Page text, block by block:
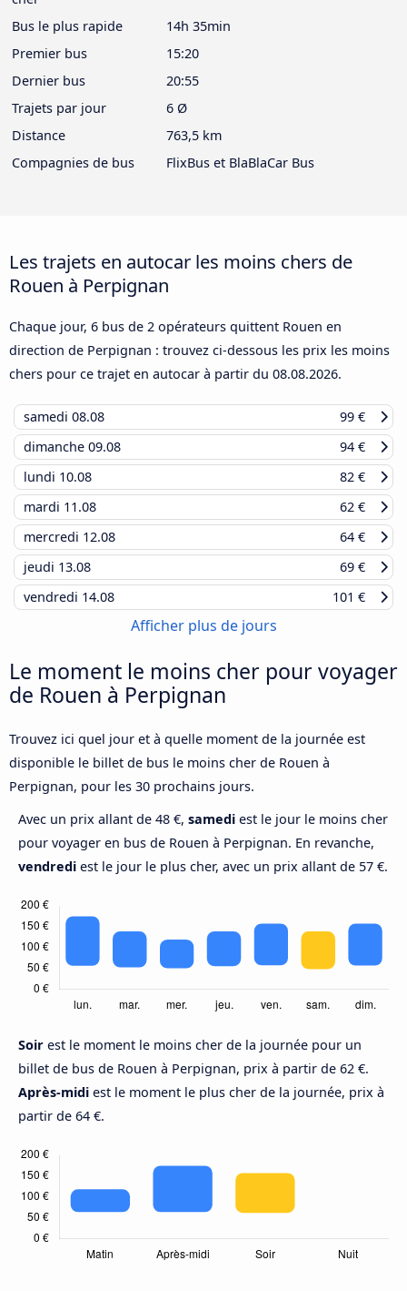
Bus le plus rapide
14h 35min
Premier bus
15:20
Dernier bus
20:55
Trajets par jour
6 Ø
Distance
763,5 km
Compagnies de bus
FlixBus et BlaBlaCar Bus
Les trajets en autocar les moins chers de
Rouen à Perpignan
Chaque jour, 6 bus de 2 opérateurs quittent Rouen en
direction de Perpignan : trouvez ci-dessous les prix les moins
chers pour ce trajet en autocar à partir du 08.08.2026.
samedi 08.08
99 €
dimanche 09.08
94 €
lundi 10.08
82 €
mardi 11.08
62 €
mercredi 12.08
64 €
jeudi 13.08
69 €
vendredi 14.08 101 €
Afficher plus de jours
Le moment le moins cher pour voyager
de Rouen à Perpignan
Trouvez ici quel jour et à quelle moment de la journée est
disponible le billet de bus le moins cher de Rouen à
Perpignan, pour les 30 prochains jours.
Avec un prix allant de 48 €, samedi est le jour le moins cher
pour voyager en bus de Rouen à Perpignan. En revanche,
vendredi est le jour le plus cher, avec un prix allant de 57 €.
Soir est le moment le moins cher de la journée pour un
billet de bus de Rouen à Perpignan, prix à partir de 62 €.
Après-midi est le moment le plus cher de la journée, prix à
partir de 64 €.